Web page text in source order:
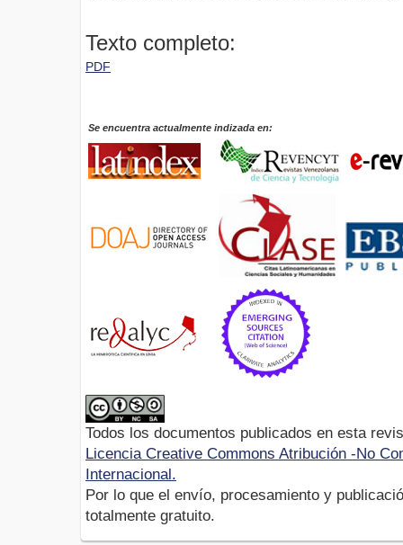
Texto completo:
PDF
Se encuentra actualmente indizada en:
Todos los documentos publicados en esta
Licencia Creative Commons Atribución -No
Internacional.
Por lo que el envío, procesamiento y
totalmente gratuito.